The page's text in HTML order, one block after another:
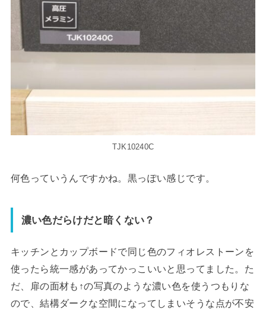
TJK10240C
何色っていうんですかね。黒っぽい感じです。
濃い色だらけだと暗くない？
キッチンとカップボードで同じ色のフィオレストーンを
使ったら統一感があってかっこいいと思ってました。た
だ、扉の面材も↑の写真のような濃い色を使うつもりな
ので、結構ダークな空間になってしまいそうな点が不安